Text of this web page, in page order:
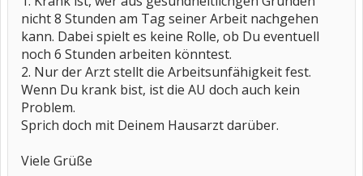
nicht 8 Stunden am Tag seiner Arbeit nachgehen
kann. Dabei spielt es keine Rolle, ob Du eventuell
noch 6 Stunden arbeiten könntest.
2. Nur der Arzt stellt die Arbeitsunfähigkeit fest.
Wenn Du krank bist, ist die AU doch auch kein
Problem.
Sprich doch mit Deinem Hausarzt darüber.
Viele Grüße